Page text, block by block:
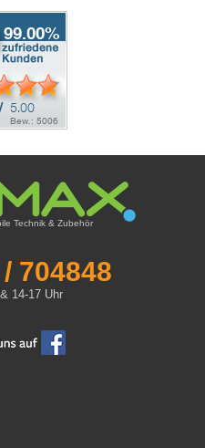
Technik & Zubehör
704848
14-17 Uhr